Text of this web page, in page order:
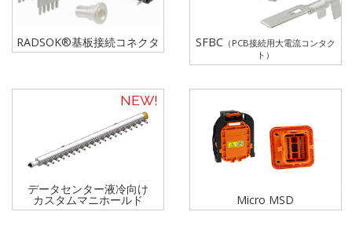
RADSOK®基板接続コネクタ SFBC（PCB接続用大電流コンタク
ト）
NEW
データセンター液冷向け
カスタムマニホールド Micro MSD